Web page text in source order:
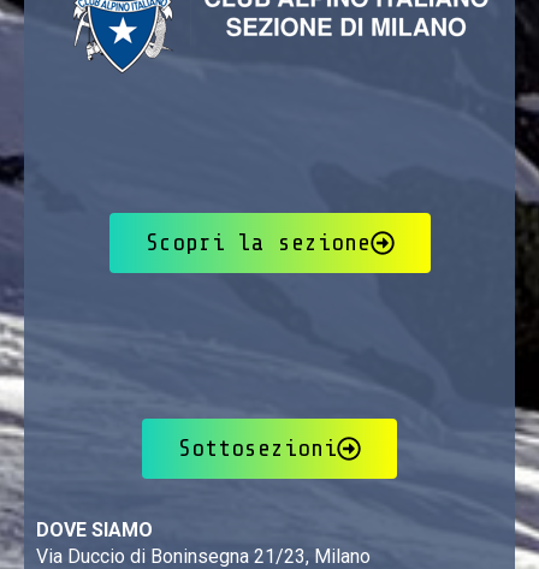
Scopri la sezione
Sottosezioni
DOVE SIAMO
Via Duccio di Boninsegna 21/23, Milano